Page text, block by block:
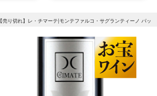
【売り切れ】レ・チマーテ|モンテファルコ・サグランティーノ パッ